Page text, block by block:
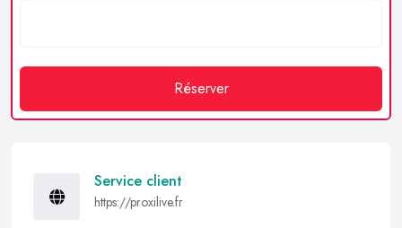
Réserver
Service client
https://proxilive.fr